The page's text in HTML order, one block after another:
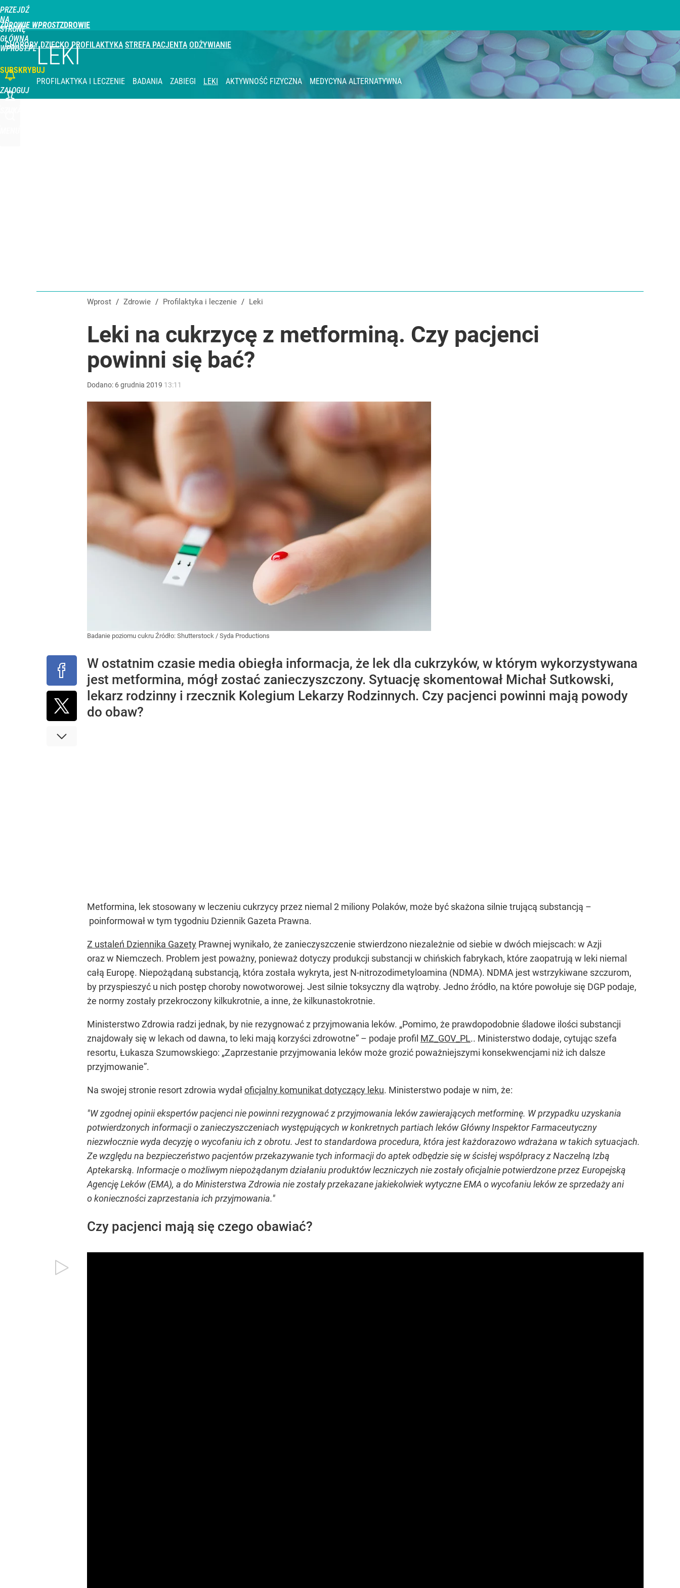
PRZEJDŹ
NA
STRONĘ
GŁÓWNĄ
WPROST.PL
ZDROWIE WPROST
CHOROBY DZIECKO PROFILAKTYKA STREFA PACJENTA ODŻYWIANIE
SUBSKRYBUJ
ZALOGUJ
LEKI
PROFILAKTYKA I LECZENIE BADANIA ZABIEGI LEKI AKTYWNOŚĆ FIZYCZNA MEDYCYNA ALTERNATYWNA
Wprost / Zdrowie / Profilaktyka i leczenie / Leki
Leki na cukrzycę z metforminą. Czy pacjenci
powinni się bać?
Dodano: 6grudnia 2019 13:11
Badanie poziomu cukru Źródło: Shutterstock / Syda Productions
W ostatnim czasie media obiegła informacja, że lek dla cukrzyków, w którym wykorzystywana
jest metformina, mógł zostać zanieczyszczony. Sytuację skomentował Michał Sutkowski,
lekarz rodzinny i rzecznik Kolegium Lekarzy Rodzinnych. Czy pacjenci powinni mają powody
do obaw?
Metformina, lek stosowany w leczeniu cukrzycy przez niemal 2 miliony Polaków, może być skażona silnie trującą substancją –
poinformował w tym tygodniu Dziennik Gazeta Prawna.
Z ustaleń Dziennika Gazety Prawnej wynikało, że zanieczyszczenie stwierdzono niezależnie od siebie w dwóch miejscach: w Azji
oraz w Niemczech. Problem jest poważny, ponieważ dotyczy produkcji substancji w chińskich fabrykach, które zaopatrują w leki niemal
całą Europę. Niepożądaną substancją, która została wykryta, jest N-nitrozodimetyloamina (NDMA). NDMA jest wstrzykiwane szczurom,
by przyspieszyć u nich postęp choroby nowotworowej. Jest silnie toksyczny dla wątroby. Jedno źródło, na które powołuje się DGP podaje,
że normy zostały przekroczony kilkukrotnie, a inne, że kilkunastokrotnie.
Ministerstwo Zdrowia radzi jednak, by nie rezygnować z przyjmowania leków. „Pomimo, że prawdopodobnie śladowe ilości substancji
znajdowały się w lekach od dawna, to leki mają korzyści zdrowotne” – podaje profil MZ_GOV_PL.. Ministerstwo dodaje, cytując szefa
resortu, Łukasza Szumowskiego: „Zaprzestanie przyjmowania leków może grozić poważniejszymi konsekwencjami niż ich dalsze
przyjmowanie”.
Na swojej stronie resort zdrowia wydałoficjalny komunikat dotyczący leku. Ministerstwo podaje w nim, że:
"W zgodnej opinii ekspertów pacjenci nie powinni rezygnować z przyjmowania leków zawierających metforminę. W przypadku uzyskania
potwierdzonych informacji o zanieczyszczeniach występujących w konkretnych partiach leków Główny Inspektor Farmaceutyczny
niezwłocznie wyda decyzję o wycofaniu ich z obrotu. Jest to standardowa procedura, która jest każdorazowo wdrażana w takich sytuacjach.
Ze względu na bezpieczeństwo pacjentów przekazywanie tych informacji do aptek odbędzie się w ścisłej współpracy z Naczelną Izbą
Aptekarską. Informacje o możliwym niepożądanym działaniu produktów leczniczych nie zostały oficjalnie potwierdzone przez Europejską
Agencję Leków (EMA), a do Ministerstwa Zdrowia nie zostały przekazane jakiekolwiek wytyczne EMA o wycofaniu leków ze sprzedaży ani
o konieczności zaprzestania ich przyjmowania."
Czy pacjenci mają się czego obawiać?